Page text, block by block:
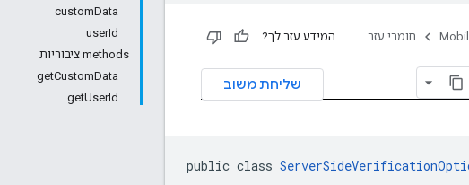
customData
userId
‫methods ציבוריות
getCustomData
getUserId
חומרי עזר המידע עזר לך?
שליחת משוב
public class